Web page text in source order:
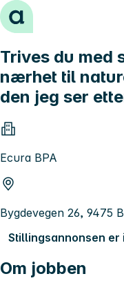
Hopp til innhold
Trives du med
nærhet til
den jeg ser
Ecura BPA
Bygdevegen 26, 9475
Stillingsannonsen er
Om jobben